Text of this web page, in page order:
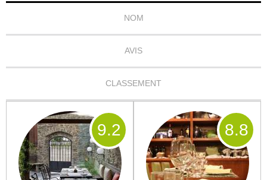
NOM
AVIS
CLASSEMENT
9.2 8.8